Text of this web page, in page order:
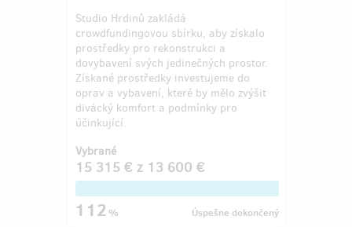
Studio Hrdinů zakládá
crowdfundingovou sbírku, aby získalo
prostředky pro rekonstrukci a
dovybavení svých jedinečných prostor.
Získané prostředky investujeme do
oprav a vybavení, které by mělo zvýšit
divácký komfort a podmínky pro
účinkující.
Vybrané
15 315 € z 13 600 €
112% Úspešne dokončený